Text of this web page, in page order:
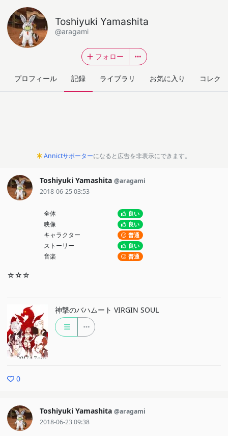
Toshiyuki Yamashita
@aragami
フォロー
プロフィール 記録 ライブラリ お気に入り コレク
Annictサポーターになると広告を非表示にできます。
Toshiyuki Yamashita @aragami
2018-06-25 03:53
全体 良い
映像 良い
キャラクター 普通
ストーリー 良い
音楽 普通
☆☆☆
神撃のバハムート VIRGIN SOUL
0
Toshiyuki Yamashita @aragami
2018-06-23 09:38